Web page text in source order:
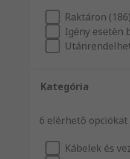
Raktáron (186)
Igény esetén
Kategória
6 elérhető opciókat
Kábelek és